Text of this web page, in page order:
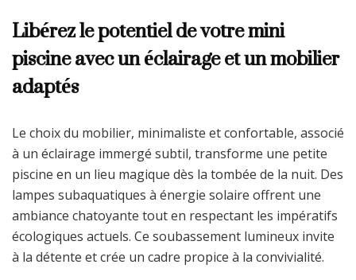
Libérez le potentiel de votre mini
piscine avec un éclairage et un mobilier
adaptés
Le choix du mobilier, minimaliste et confortable, associé
à un éclairage immergé subtil, transforme une petite
piscine en un lieu magique dès la tombée de la nuit. Des
lampes subaquatiques à énergie solaire offrent une
ambiance chatoyante tout en respectant les impératifs
écologiques actuels. Ce soubassement lumineux invite
à la détente et crée un cadre propice à la convivialité.